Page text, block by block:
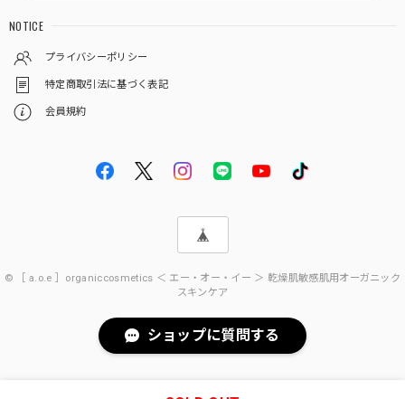
NOTICE
プライバシーポリシー
特定商取引法に基づく表記
会員規約
© ［ a.o.e ］organiccosmetics ＜ エー・オー・イー ＞ 乾燥肌敏感肌用オーガニック
スキンケア
ショップに質問する